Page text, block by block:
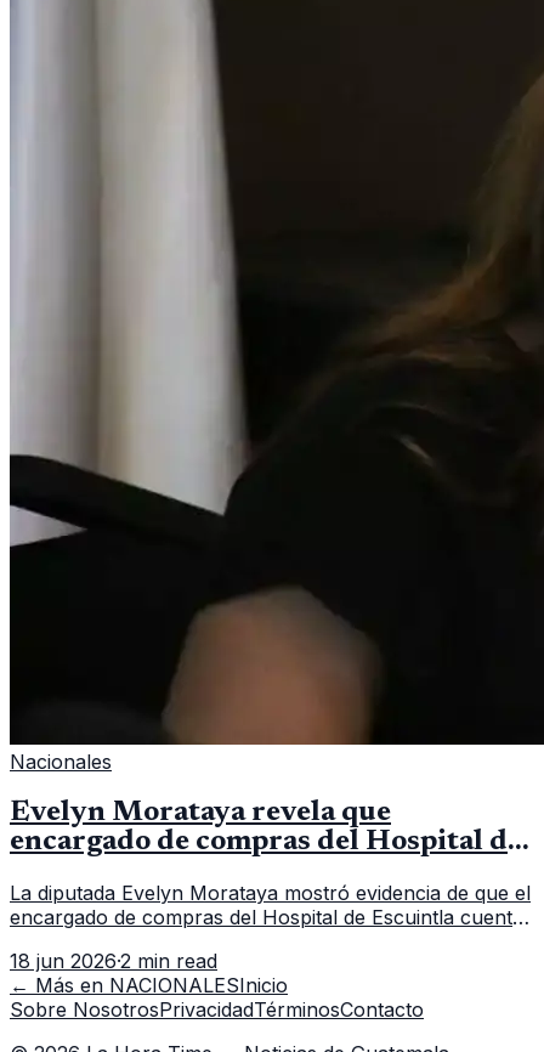
Nacionales
Evelyn Morataya revela que
encargado de compras del Hospital de
La diputada Evelyn Morataya mostró evidencia de que el
encargado de compras del Hospital de Escuintla cuenta
capacitación en la capital.
18 jun 2026·2 min read
← Más en NACIONALESInicio
Sobre NosotrosPrivacidadTérminosContacto